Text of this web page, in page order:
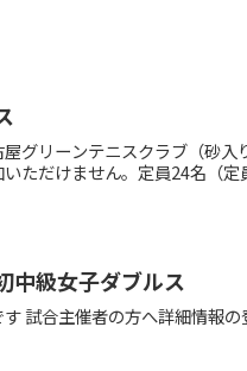
グリーンテニスクラブ（砂
ただけません。定員24名（定
中級女子ダブルス
試合主催者の方へ詳細情報の